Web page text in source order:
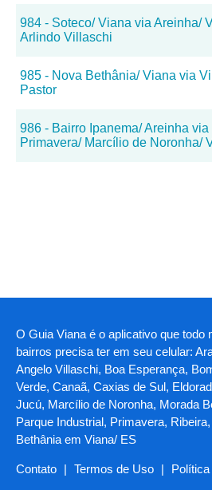
984 - Soteco/ Viana via Areinha/
Arlindo Villaschi
985 - Nova Bethânia/ Viana via
Pastor
986 - Bairro Ipanema/ Areinha
Primavera/ Marcílio de Noronha/
O Guia Viana é o aplicativo que todo
bairros precisa ter em seu celular:
Angelo Villaschi, Boa Esperança,
Verde, Canaã, Caxias de Sul,
Jucú, Marcílio de Noronha, Morada
Parque Industrial, Primavera,
Bethânia em Viana/ ES
Contato | Termos de Uso |